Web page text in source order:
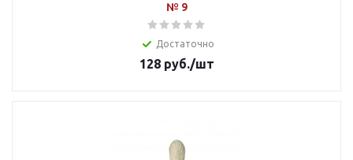
№ 9
Достаточно
128 руб./шт